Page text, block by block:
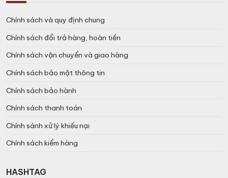
Chính sách và quy định chung
Chính sách đổi trả hàng, hoàn tiền
Chính sách vận chuyển và giao hàng
Chính sách bảo mật thông tin
Chính sách bảo hành
Chính sách thanh toán
Chính sánh xử lý khiếu nại
Chính sách kiểm hàng
HASHTAG